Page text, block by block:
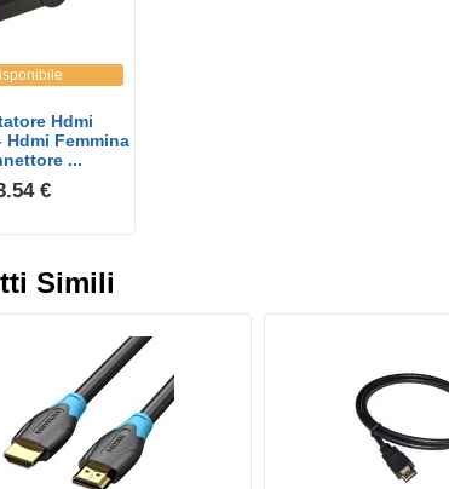
Hdmi
Hdmi Femmina
...
€
Simili